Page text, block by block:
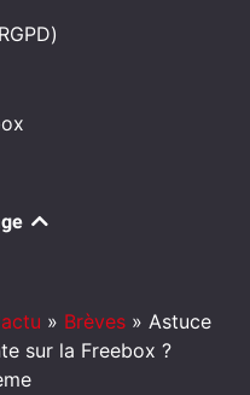
» Brèves » Astuce
sur la Freebox ?